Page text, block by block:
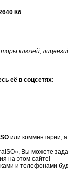
Кб
ключей,
её в соцсетях:
или комментарии,
Вы можете
на этом сайте!
и телефонами